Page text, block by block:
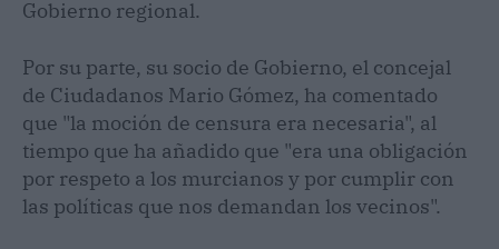
Gobierno regional.
Por su parte, su socio de Gobierno, el concejal
de Ciudadanos Mario Gómez, ha comentado
que "la moción de censura era necesaria", al
tiempo que ha añadido que "era una obligación
por respeto a los murcianos y por cumplir con
las políticas que nos demandan los vecinos".